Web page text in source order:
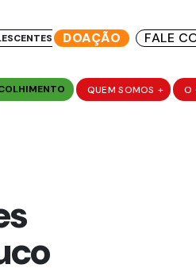
DOAÇÃO FALE
QUEM SOMOS + O